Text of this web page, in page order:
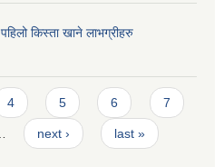
किस्ता खाने लाभग्रीहरु
4 5 6 7
next › last »